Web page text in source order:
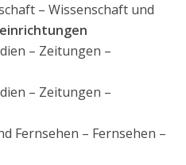
– Wissenschaft und
– Zeitungen –
– Zeitungen –
Fernsehen – Fernsehen –